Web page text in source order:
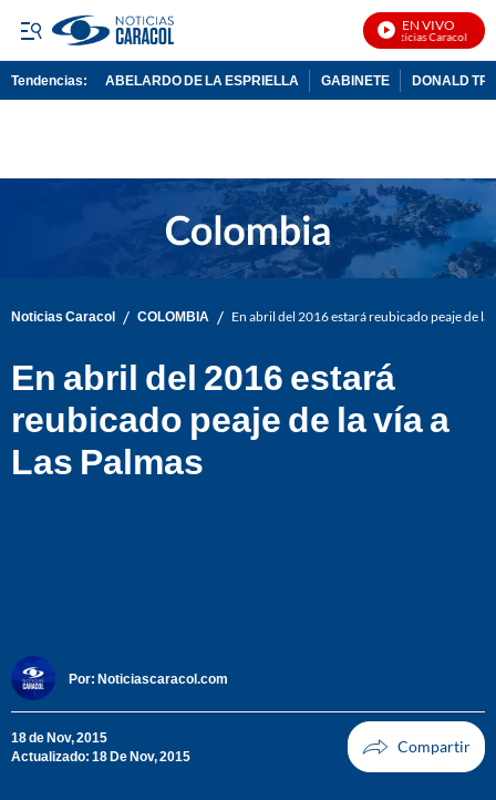
EN VIVO
Noticias Caracol En
Tendencias: ABELARDO DE LA ESPRIELLA GABINETE DONALD
Noticias Caracol / COLOMBIA / En abril del 2016 estará reubicado peaje de la
En abril del 2016 estará
reubicado peaje de la vía a
Las Palmas
Por: Noticiascaracol.com
18 de Nov, 2015
Actualizado: 18 De Nov, 2015